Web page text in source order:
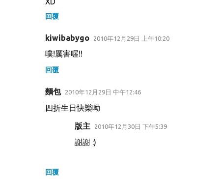
回覆
kiwibabygo 2010年12月29日 上午10:20
噗!厲害喔!!
回覆
麵包 2010年12月29日 中午12:46
四折生日快樂呦
回覆
版主 2010年12月30日 下午5:39
謝謝 :)